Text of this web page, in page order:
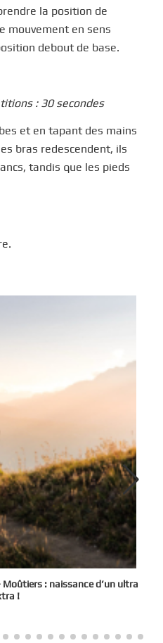
la position de
mouvement en sens
debout de base.
: 30 secondes
et en tapant des mains
bras redescendent, ils
tandis que les pieds
Moûtiers : naissance d’un ultra
!